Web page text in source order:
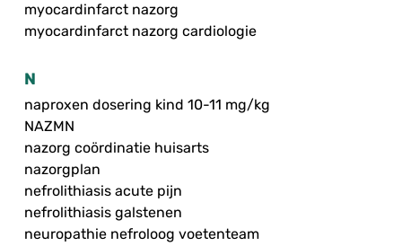
myocardinfarct nazorg
myocardinfarct nazorg cardiologie
N
naproxen dosering kind 10-11 mg/kg
NAZMN
nazorg coördinatie huisarts
nazorgplan
nefrolithiasis acute pijn
nefrolithiasis galstenen
neuropathie nefroloog voetenteam